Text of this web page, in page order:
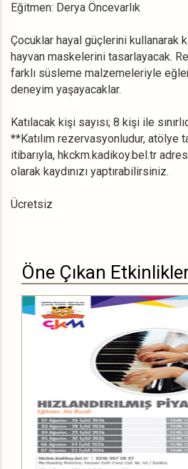
Eğitmen: Derya Öncevarlık
Çocuklar hayal güçlerini kullanarak
hayvan maskelerini tasarlayacak.
farklı süsleme malzemeleriyle
deneyim yaşayacaklar.
Katılacak kişi sayısı; 8 kişi ile
**Katılım rezervasyonludur, atölye
itibarıyla, hkckm.kadikoy.bel.tr
olarak kaydınızı yaptırabilirsiniz.
Ücretsiz
Öne Çıkan